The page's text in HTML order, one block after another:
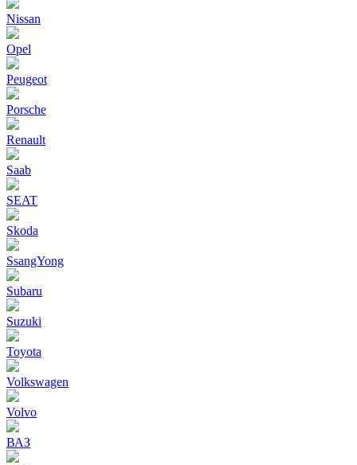
Nissan
Opel
Peugeot
Porsche
Renault
Saab
SEAT
Skoda
SsangYong
Subaru
Suzuki
Toyota
Volkswagen
Volvo
ВАЗ